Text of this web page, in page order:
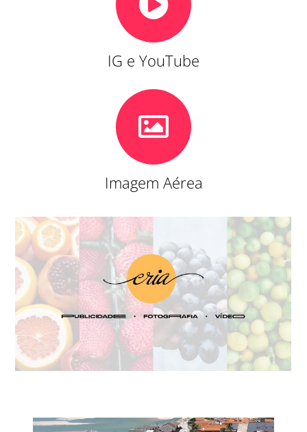
IG e YouTube
Imagem Aérea